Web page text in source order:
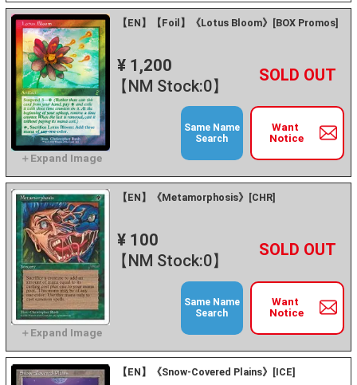
【EN】【Foil】《Lotus Bloom》[BOX Promos]
¥ 1,200
【NM Stock:0】
－ +
Want
Notice
Same Name
Search
【EN】《Metamorphosis》[CHR]
¥ 100
【NM Stock:0】
－ +
Want
Notice
Same Name
Search
【EN】《Snow-Covered Plains》[ICE]